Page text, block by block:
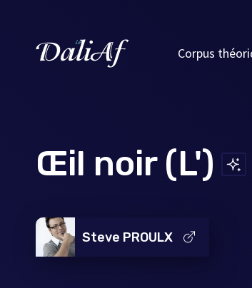
Corpus
Œil noir (L')
Steve PROULX